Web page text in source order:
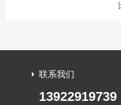
联系我们
13922919739